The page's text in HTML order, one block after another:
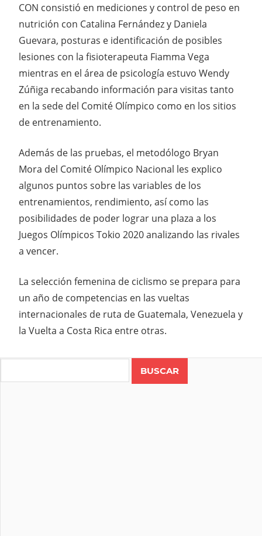
CON consistió en mediciones y control de peso en
nutrición con Catalina Fernández y Daniela
Guevara, posturas e identificación de posibles
lesiones con la fisioterapeuta Fiamma Vega
mientras en el área de psicología estuvo Wendy
Zúñiga recabando información para visitas tanto
en la sede del Comité Olímpico como en los sitios
de entrenamiento.
Además de las pruebas, el metodólogo Bryan
Mora del Comité Olímpico Nacional les explico
algunos puntos sobre las variables de los
entrenamientos, rendimiento, así como las
posibilidades de poder lograr una plaza a los
Juegos Olímpicos Tokio 2020 analizando las rivales
a vencer.
La selección femenina de ciclismo se prepara para
un año de competencias en las vueltas
internacionales de ruta de Guatemala, Venezuela y
la Vuelta a Costa Rica entre otras.